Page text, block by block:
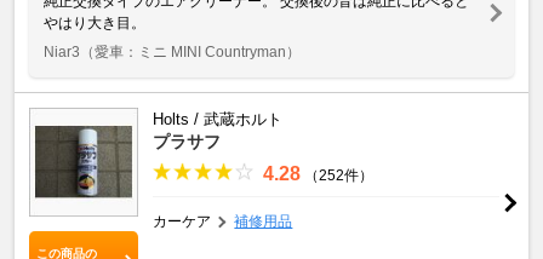
やはり大き目。
Niar3 （愛車：ミニ MINI Countryman）
この商品の
Holts / 武蔵ホルト
プラサフ
4.28 （252件）
カーケア 補修用品